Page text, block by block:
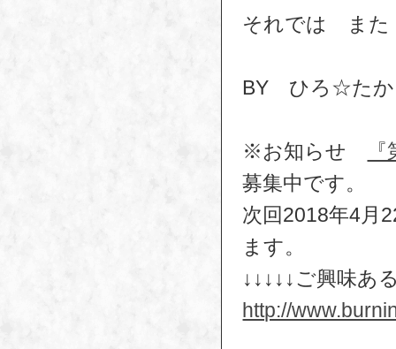
それでは また
BY ひろ☆たか
※お知らせ
募集中です。
次回2018年4月
ます。
↓↓↓↓↓ご興味あ
http://